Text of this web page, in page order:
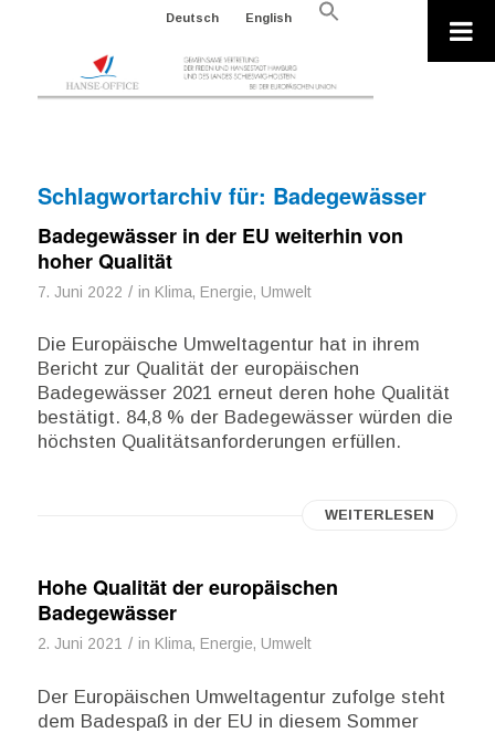
Deutsch English
Search
Schlagwortarchiv für: Badegewässer
Badegewässer in der EU weiterhin von
hoher Qualität
7. Juni 2022 / in Klima, Energie, Umwelt
Die Europäische Umweltagentur hat in ihrem
Bericht zur Qualität der europäischen
Badegewässer 2021 erneut deren hohe Qualität
bestätigt. 84,8 % der Badegewässer würden die
höchsten Qualitätsanforderungen erfüllen.
WEITERLESEN
Hohe Qualität der europäischen
Badegewässer
2. Juni 2021 / in Klima, Energie, Umwelt
Der Europäischen Umweltagentur zufolge steht
dem Badespaß in der EU in diesem Sommer